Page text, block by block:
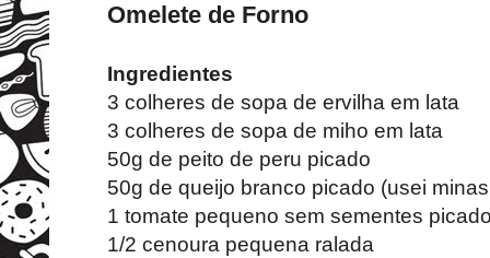
Omelete de Forno
Ingredientes
3 colheres de sopa de ervilha em lata
3 colheres de sopa de miho em lata
50g de peito de peru picado
50g de queijo branco picado (usei
1 tomate pequeno sem sementes
1/2 cenoura pequena ralada